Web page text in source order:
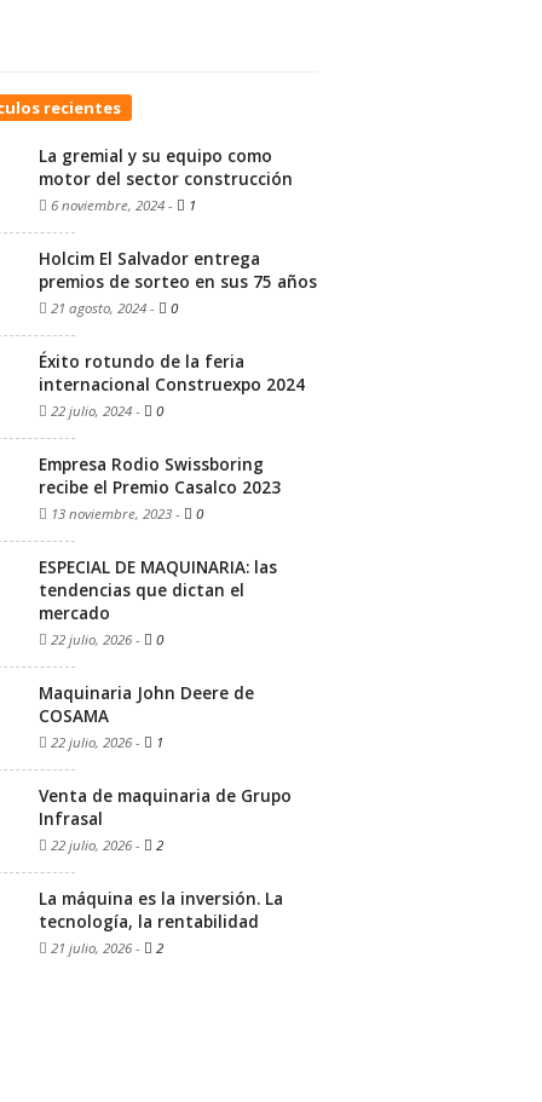
recientes
La gremial y su equipo como
motor del sector construcción
6 noviembre, 2024 - 1
Holcim El Salvador entrega
premios de sorteo en sus 75 años
21 agosto, 2024 - 0
Éxito rotundo de la feria
internacional Construexpo 2024
22 julio, 2024 - 0
Empresa Rodio Swissboring
recibe el Premio Casalco 2023
13 noviembre, 2023 - 0
ESPECIAL DE MAQUINARIA: las
tendencias que dictan el
mercado
22 julio, 2026 - 0
Maquinaria John Deere de
COSAMA
22 julio, 2026 - 1
Venta de maquinaria de Grupo
Infrasal
22 julio, 2026 - 2
La máquina es la inversión. La
tecnología, la rentabilidad
21 julio, 2026 - 2